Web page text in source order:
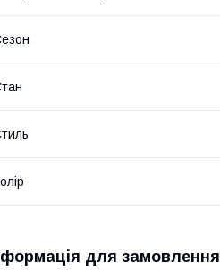
для замовлення